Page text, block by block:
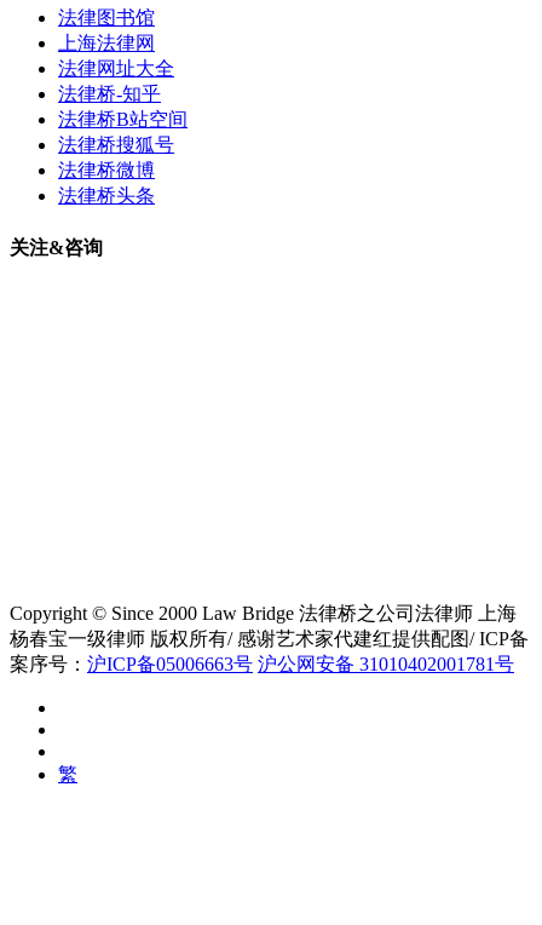
法律图书馆
上海法律网
法律网址大全
法律桥-知乎
法律桥B站空间
法律桥搜狐号
法律桥微博
法律桥头条
关注&咨询
Copyright © Since 2000 Law Bridge 法律桥之公司法律师 上海
杨春宝一级律师 版权所有/ 感谢艺术家代建红提供配图/ ICP备
案序号： 沪ICP备05006663号 沪公网安备 31010402001781号
繁